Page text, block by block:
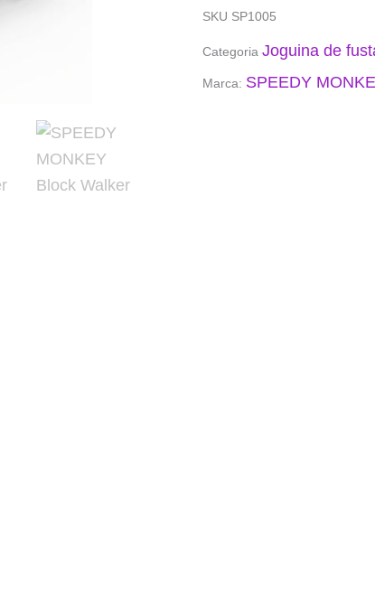
SKU SP1005
Categoria Joguina de
Marca: SPEEDY